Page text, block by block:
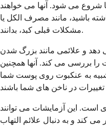
شروع می شود. آنها می خواهند
باشید، مانند مصرف الکل یا
مشکلات قبلی کبد، بدانند.
دهد و علائمی مانند بزرگ شدن
بررسی می کند. آنها همچنین
به عنکبوت روی پوست شما
است. این آزمایشات می توانند
کند و به دنبال علائم التهاب